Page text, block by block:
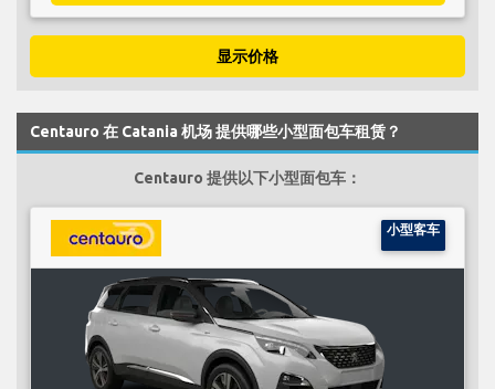
显示价格
Centauro 在 Catania 机场 提供哪些小型面包车租赁？
Centauro 提供以下小型面包车：
小型客车